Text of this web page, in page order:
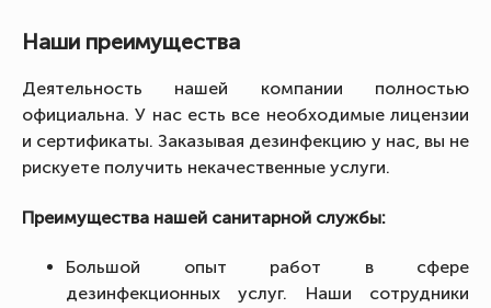
Наши преимущества
Деятельность нашей компании полностью
официальна. У нас есть все необходимые лицензии
и сертификаты. Заказывая дезинфекцию у нас, вы не
рискуете получить некачественные услуги.
Преимущества нашей санитарной службы:
Большой опыт работ в сфере
дезинфекционных услуг. Наши сотрудники